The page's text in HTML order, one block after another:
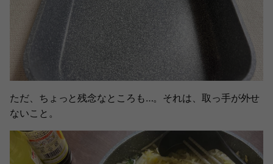
ただ、ちょっと残念なところも…。それは、取っ手が外せ
ないこと。